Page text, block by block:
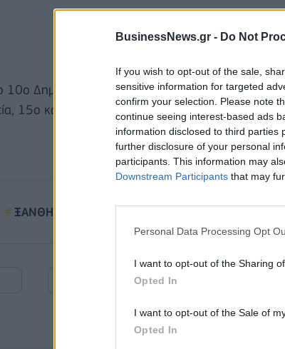
BusinessNews.gr - Do Not
If you wish to opt-out of the sale,
sensitive information for targeted
confirm your selection. Please note
continue seeing interest-based ads
information disclosed to third parties
further disclosure of your personal
participants. This information may
Downstream Participants that may
Personal Data Processing Opt
I want to opt-out of the Sharing
Opted In
I want to opt-out of the Sale of
Opted In
10ο Δημοτικό Σχολείο Ξάνθης, το 17ο Δημοτικό
15ο και 20ο στο Δροσερό Ξάνθης.
ΞΑΝΘΗ